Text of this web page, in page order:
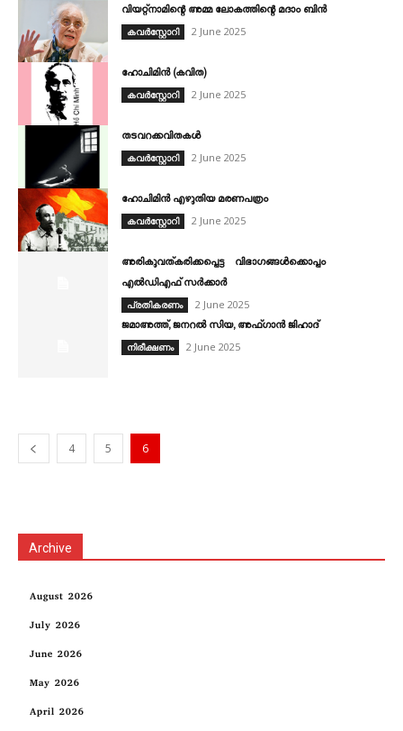
വിയറ്റ്നാമിന്റെ അമ്മ ലോകത്തിന്റെ മദാം ബിൻ
കവര്‍സ്റ്റോറി
2 June 2025
ഹോചിമിൻ (കവിത)
കവര്‍സ്റ്റോറി
2 June 2025
തടവറക്കവിതകൾ
കവര്‍സ്റ്റോറി
2 June 2025
ഹോചിമിൻ എഴുതിയ മരണപത്രം
കവര്‍സ്റ്റോറി
2 June 2025
അരികുവത്കരിക്കപ്പെട്ട വിഭാഗങ്ങൾക്കൊപ്പം
എൽഡിഎഫ് സർക്കാർ
പ്രതികരണം
2 June 2025
ജമാഅത്ത്, ജനറല്‍ സിയ, അഫ്ഗാന്‍ ജിഹാദ്
നിരീക്ഷണം
2 June 2025
4 5 6
Archive
August 2026
July 2026
June 2026
May 2026
April 2026